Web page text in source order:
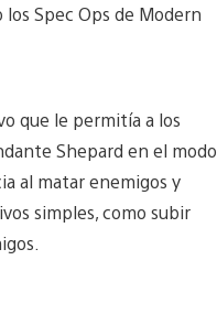
Spec Ops de Modern
que le permitía a los
Shepard en el modo
al matar enemigos y
simples, como subir